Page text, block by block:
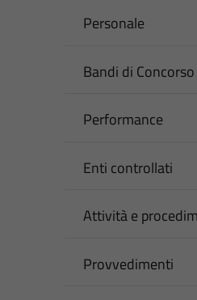
Personale
Bandi di Concorso
Performance
Enti controllati
Attività e
Provvedimenti